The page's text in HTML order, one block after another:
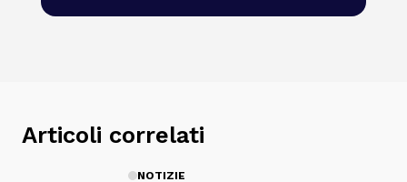
Articoli correlati
NOTIZIE